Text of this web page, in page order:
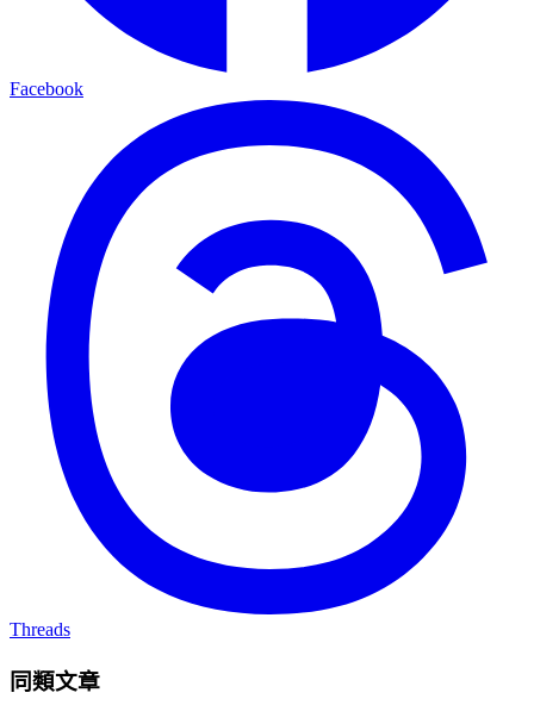
Facebook
Threads
同類文章